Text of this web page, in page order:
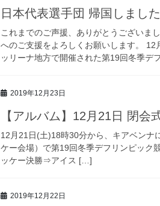
日本代表選手団 帰国しました
これまでのご声援、ありがとうございま
へのご支援をよろしくお願いします。
ッリーナ地方で開催された第19回冬季デ
2019年12月23日
【アルバム】12月21日 閉会
12月21日(土)18時30分から、キアベンナ
ケー会場）で第19回冬季デフリンピック
ッケー決勝⇒アイス […]
2019年12月22日